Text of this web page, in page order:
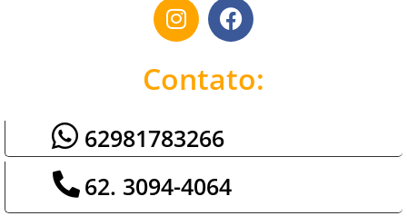
Contato:
62981783266
62. 3094-4064